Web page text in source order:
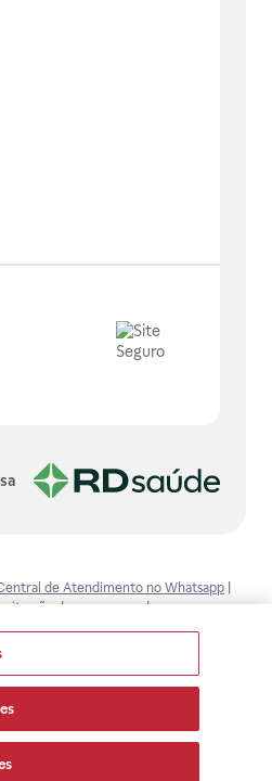
de Atendimento no Whatsapp
não devem ser usadas para
o tratamento adequado. Ao
www.anvisa.gov.br. A Raia Drogasil
Drogasil SA. Todos os pedidos